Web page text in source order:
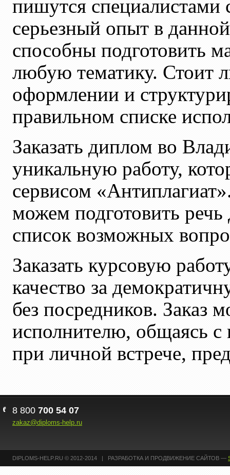
пишутся
серьезный опыт в
способны подготовить
любую тематику. Стоит
оформлении и
правильном списке
Заказать диплом во
уникальную работу,
сервисом
можем подготовить
список возможных
Заказать курсовую
качество за
без посредников. Заказ
исполнителю, общаясь
при личной встрече,
8 800 700 54 07
zakaz@diploms-help.ru
DIPLOMS-HELP.RU © 2012-2014 | РАЗРАБОТКА И ПРОДВИЖЕНИЕ САЙТОВ —